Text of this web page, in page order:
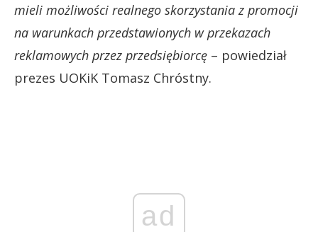
mieli możliwości realnego skorzystania z promocji
na warunkach przedstawionych w przekazach
reklamowych przez przedsiębiorcę – powiedział
prezes UOKiK Tomasz Chróstny.
ad